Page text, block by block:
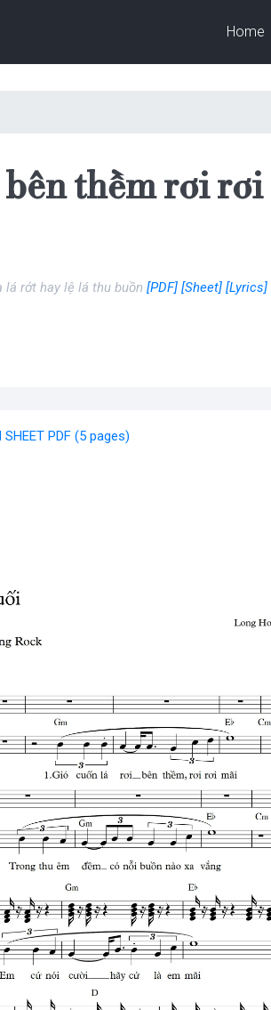
Home
thềm rơi
rớt hay lệ lá thu buồn [PDF] [Sheet] [Lyrics]
PDF (5 pages)